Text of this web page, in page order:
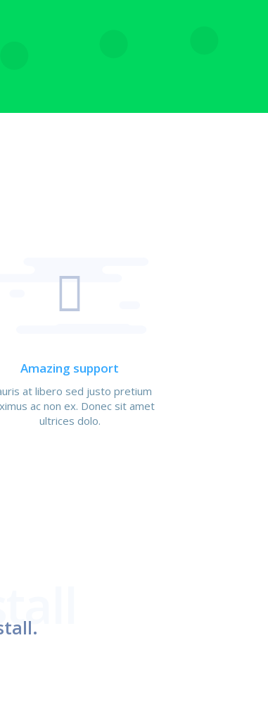
Amazing support
at libero sed justo pretium
ac non ex. Donec sit amet
ultrices dolo.